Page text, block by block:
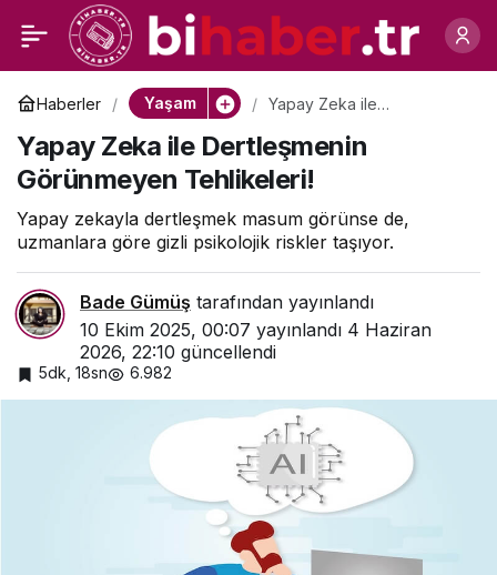
Haberler Yaşam
Yapay Zeka ile
Tehlikeleri!
Yapay Zeka ile Dertleşmenin
Görünmeyen Tehlikeleri!
Yapay zekayla dertleşmek masum görünse de,
uzmanlara göre gizli psikolojik riskler taşıyor.
Bade Gümüş tarafından yayınlandı
10 Ekim 2025, 00:07 yayınlandı 4 Haziran
2026, 22:10 güncellendi
5dk, 18sn 6.982
SaaS Summit Güz 25 İçin
Geri Sayım!
0 Paylaş